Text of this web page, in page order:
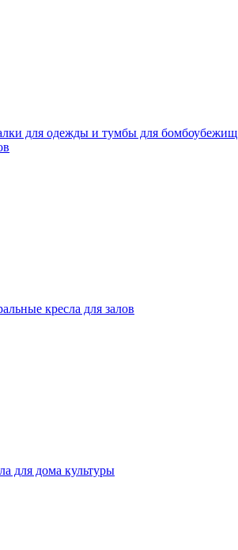
для одежды и тумбы для бомбоубежищ
кресла для залов
для дома культуры